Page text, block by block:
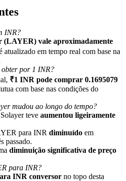
receber recompensas em dinheiro
INR?
(LAYER) vale aproximadamente
atualizado em tempo real com base na
obter por 1 INR?
₹1 INR pode comprar 0.1695079
com base nas condições do
mudou ao longo do tempo?
teve aumentou ligeiramente
para INR diminuído em
passado.
diminuição significativa de preço
para INR?
INR conversor no topo desta